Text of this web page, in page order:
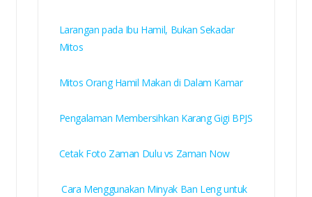
Larangan pada Ibu Hamil, Bukan Sekadar
Mitos
Mitos Orang Hamil Makan di Dalam Kamar
Pengalaman Membersihkan Karang Gigi BPJS
Cetak Foto Zaman Dulu vs Zaman Now
Cara Menggunakan Minyak Ban Leng untuk